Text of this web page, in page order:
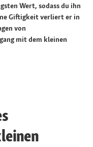
Wert, sodass du ihn
Giftigkeit verliert er in
von
mit dem kleinen